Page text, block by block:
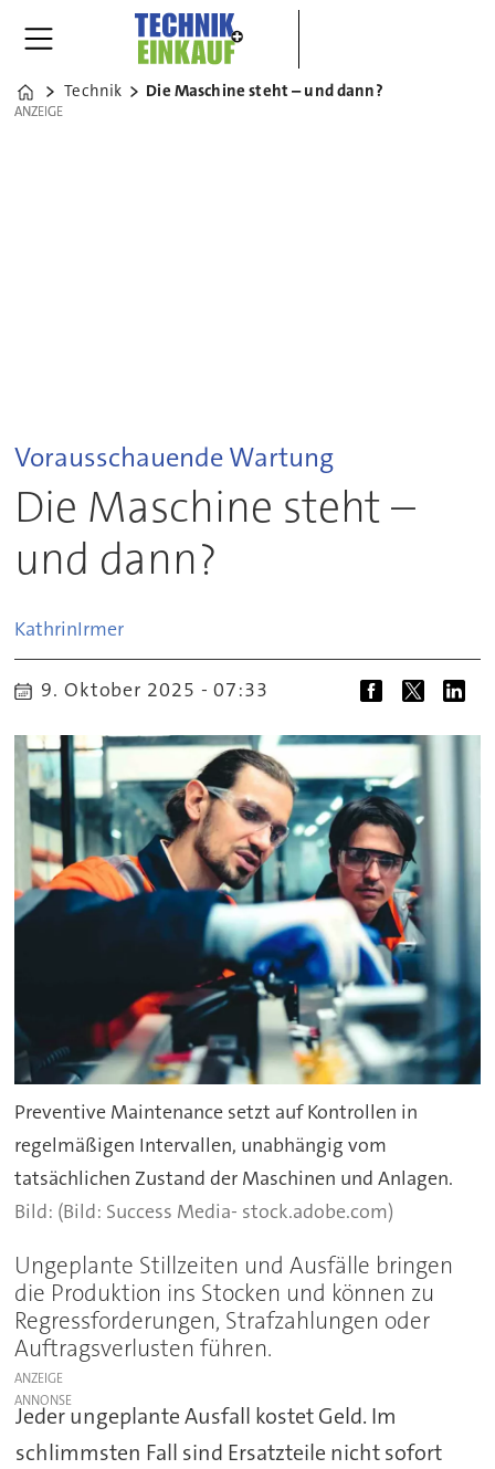
Home
Technik Die Maschine steht – und dann?
ANZEIGE
ANZEIGE
Vorausschauende Wartung
Die Maschine steht –
und dann?
KathrinIrmer
9. Oktober 2025 - 07:33
Preventive Maintenance setzt auf Kontrollen in
regelmäßigen Intervallen, unabhängig vom
tatsächlichen Zustand der Maschinen und Anlagen.
(Bild: Success Media- stock.adobe.com)
Ungeplante Stillzeiten und Ausfälle bringen
die Produktion ins Stocken und können zu
Regressforderungen, Strafzahlungen oder
Auftragsverlusten führen.
ANZEIGE
Jeder ungeplante Ausfall kostet Geld. Im
schlimmsten Fall sind Ersatzteile nicht sofort